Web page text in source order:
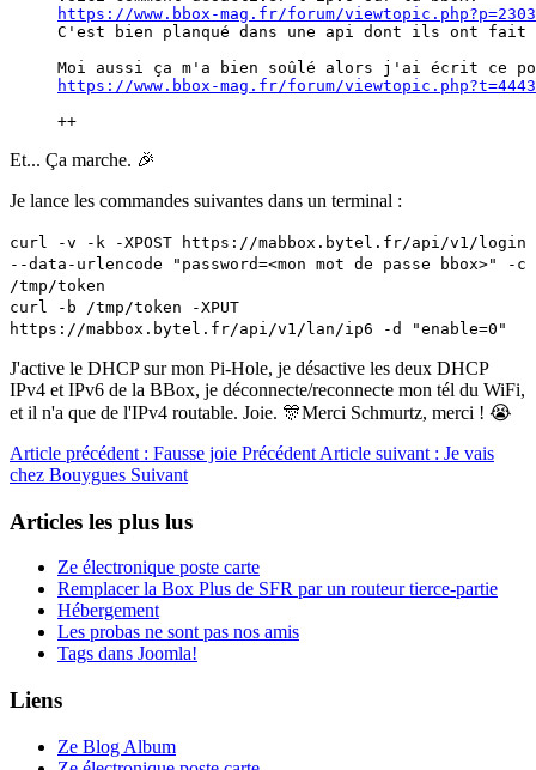
https://www.bbox-mag.fr/forum/
C'est bien planqué dans une api dont ils ont fait
Moi aussi ça m'a bien soûlé alors j'ai écrit ce
https://www.bbox-mag.fr/forum/viewtopic.php?t=4443
++
Et... Ça marche. 🎉
Je lance les commandes suivantes dans un terminal :
curl -v -k -XPOST https://mabbox.bytel.fr/api/v1/login
--data-urlencode "password=<mon mot de passe bbox>" -c
/tmp/token
curl -b /tmp/token -XPUT
https://mabbox.bytel.fr/api/v1/lan/ip6 -d "enable=0"
J'active le DHCP sur mon Pi-Hole, je désactive les deux DHCP
IPv4 et IPv6 de la BBox, je déconnecte/reconnecte mon tél du WiFi,
et il n'a que de l'IPv4 routable. Joie. 🎊Merci Schmurtz, merci ! 😭
Article précédent : Fausse joie Précédent Article suivant : Je vais
chez Bouygues Suivant
Articles les plus lus
Ze électronique poste carte
Remplacer la Box Plus de SFR par un routeur tierce-partie
Hébergement
Les probas ne sont pas nos amis
Tags dans Joomla!
Liens
Ze Blog Album